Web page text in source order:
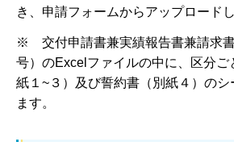
き、申請フォームからアップロード
※ 交付申請書兼実績報告書兼請求
号）のExcelファイルの中に、区分ご
紙１~３）及び誓約書（別紙４）の
ます。